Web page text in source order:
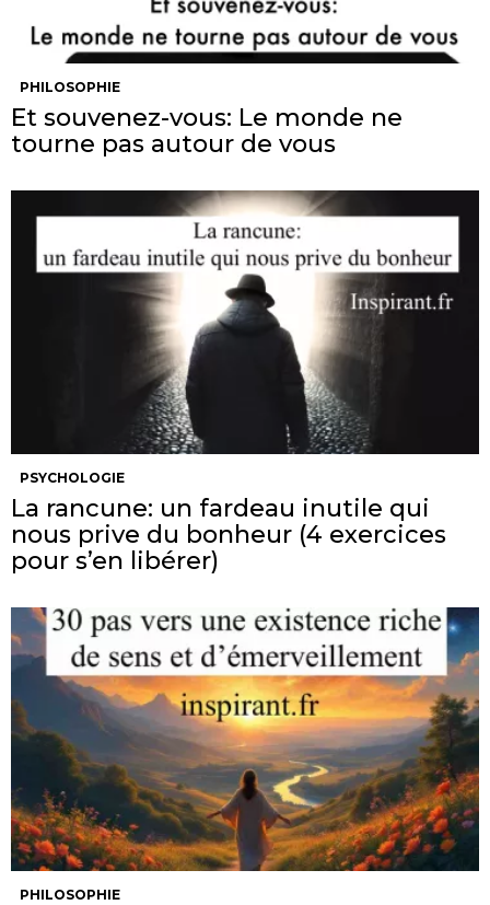
PHILOSOPHIE
Et souvenez-vous: Le monde ne
tourne pas autour de vous
PSYCHOLOGIE
La rancune: un fardeau inutile qui
nous prive du bonheur (4 exercices
pour s’en libérer)
PHILOSOPHIE